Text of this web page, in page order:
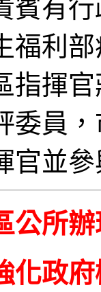
賓有
福利
指揮
委員
官並
公所
化政